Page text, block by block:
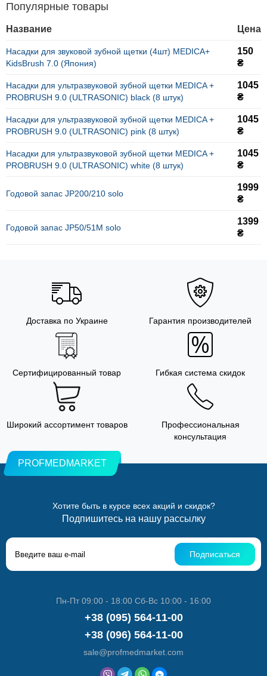
Популярные товары
Название Цена
Насадки для звуковой зубной щетки (4шт) MEDICA+
KidsBrush 7.0 (Япония)
150
₴
Насадки для ультразвуковой зубной щетки MEDICA +
PROBRUSH 9.0 (ULTRASONIC) black (8 штук)
1045
₴
Насадки для ультразвуковой зубной щетки MEDICA +
PROBRUSH 9.0 (ULTRASONIC) pink (8 штук)
1045
₴
Насадки для ультразвуковой зубной щетки MEDICA +
PROBRUSH 9.0 (ULTRASONIC) white (8 штук)
1045
₴
Годовой запас JP200/210 solo
1999
₴
Годовой запас JP50/51M solo
1399
₴
Доставка по Украине Гарантия производителей
Сертифицированный товар Гибкая система скидок
Широкий ассортимент товаров
Профессиональная
консультация
PROFMEDMARKET
Хотите быть в курсе всех акций и скидок?
Подпишитесь на нашу рассылку
Подписаться
Пн-Пт 09:00 - 18:00 Сб-Вс 10:00 - 16:00
+38 (095) 564-11-00
+38 (096) 564-11-00
sale@profmedmarket.com